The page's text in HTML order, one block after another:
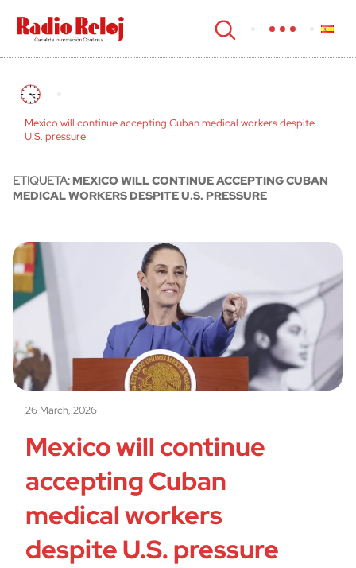
cerrar
Mexico will continue accepting Cuban medical workers despite
U.S. pressure
ETIQUETA:MEXICO WILL CONTINUE ACCEPTING CUBAN
MEDICAL WORKERS DESPITE U.S. PRESSURE
26 March, 2026
Mexico will continue
accepting Cuban
medical workers
despite U.S. pressure